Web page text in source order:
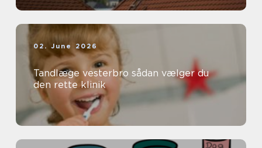
02. June 2026
Tandlæge vesterbro sådan vælger du
den rette klinik